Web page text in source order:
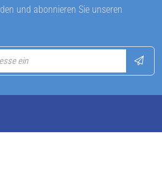
und abonnieren Sie unseren